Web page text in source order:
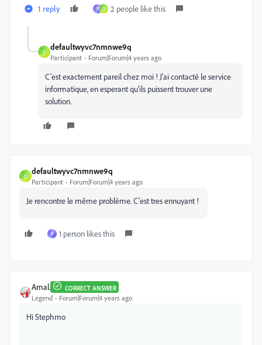
1 reply P D 2 people like this
D
defaultwyvc7nmnwe9q
Participant Forum|Forum|4 years ago
C'est exactement pareil chez moi ! J'ai contacté le service
informatique, en esperant qu'ils puissent trouver une
solution.
D
defaultwyvc7nmnwe9q
Participant Forum|Forum|4 years ago
Je rencontre le même problème. C'est tres ennuyant !
P 1 person likes this
Amal. CORRECT ANSWER
Legend Forum|Forum|4 years ago
Hi Stephmo